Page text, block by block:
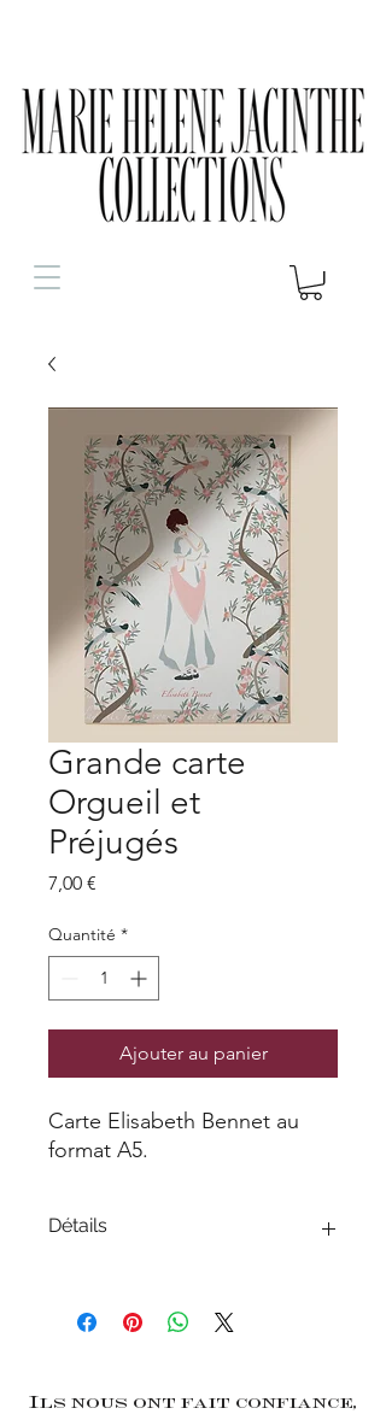
Grande carte
Orgueil et
Préjugés
7,00 €
Quantité *
Ajouter au panier
Carte Elisabeth Bennet au
format A5.
Détails
Sur papier texturé 250g
Ils nous ont fait confiance,